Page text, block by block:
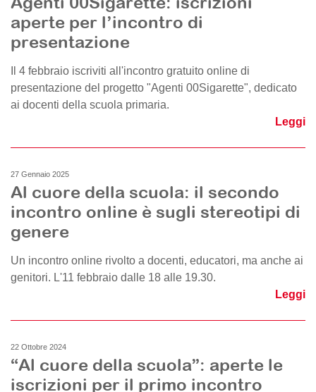
aperte per l’incontro di
presentazione
Il 4 febbraio iscriviti all'incontro gratuito online di
presentazione del progetto "Agenti 00Sigarette", dedicato
ai docenti della scuola primaria.
Leggi
27 Gennaio 2025
Al cuore della scuola: il secondo
incontro online è sugli stereotipi di
genere
Un incontro online rivolto a docenti, educatori, ma anche ai
genitori. L'11 febbraio dalle 18 alle 19.30.
Leggi
22 Ottobre 2024
“Al cuore della scuola”: aperte le
iscrizioni per il primo incontro